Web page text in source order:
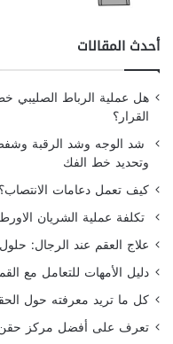
أحدث المقالات
هل عملية الرباط الصليبي
القرار؟
شد الوجه وشد الرقبة وشفط
وتحديد خط الفك
كيف تعمل دعامات
تكلفة عملية الشريان
علاج العقم عند الرجال:
دليل الأمهات للتعامل مع
كل ما تريد معرفته حول
تعرف على أفضل مركز حقن